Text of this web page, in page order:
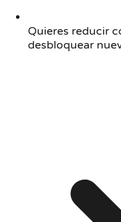
Quieres reducir
desbloquear